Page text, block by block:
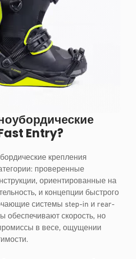
Entry?
крепления
проверенные
ориентированные на
и концепции быстрого
системы step-in и rear-
обеспечивают скорость, но
в весе, ощущении